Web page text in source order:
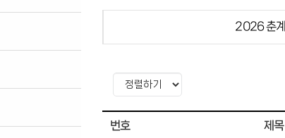
2026 춘계
번호 제목